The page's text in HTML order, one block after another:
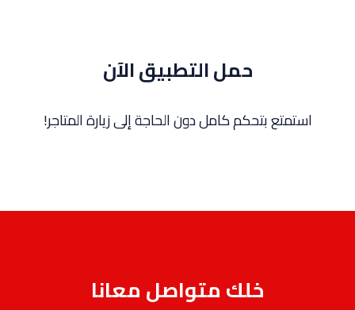
حمل التطبيق الآن
استمتع بتحكم كامل دون الحاجة إلى زيارة المتاجر!
خلك متواصل معانا